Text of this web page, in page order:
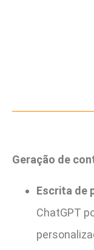
Geração de
Escrita de
ChatGPT